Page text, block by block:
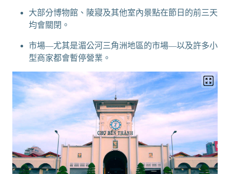
大部分博物館、陵寢及其他室內景點在節日的前三天
均會關閉。
市場—尤其是湄公河三角洲地區的市場—以及許多小
型商家都會暫停營業。